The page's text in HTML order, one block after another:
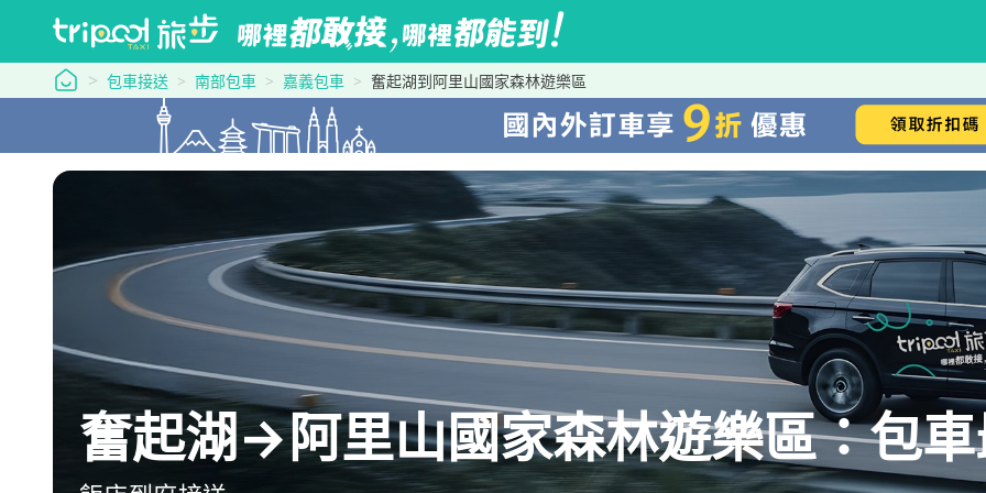
tripool 旅步
包車接送 南部包車 嘉義包車 奮起湖到阿里山國家森林遊樂區
奮起湖→阿里山國家森林遊樂區：包